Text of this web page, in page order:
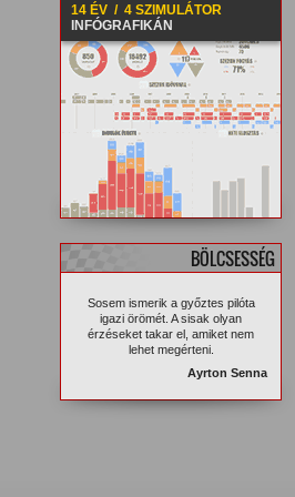
14 ÉV / 4 SZIMULÁTOR
INFÓGRAFIKÁN
BÖLCSESSÉG
Sosem ismerik a győztes pilóta
igazi örömét. A sisak olyan
érzéseket takar el, amiket nem
lehet megérteni.
Ayrton Senna